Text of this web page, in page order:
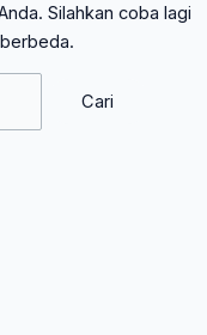
Silahkan coba lagi